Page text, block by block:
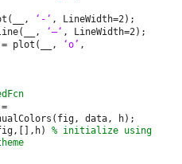
‘-‘ , LineWidth=2);
‘–‘ , LineWidth=2);
= plot(__,
‘o’ ,
data, h);
% initialize using